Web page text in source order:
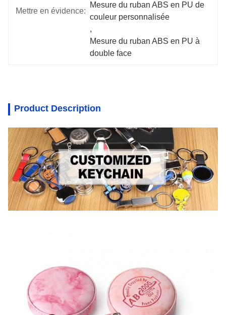
Mettre en évidence:
Mesure du ruban ABS en PU de
couleur personnalisée
,
Mesure du ruban ABS en PU à
double face
Product Description